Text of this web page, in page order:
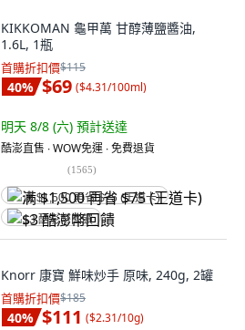
KIKKOMAN 龜甲萬 甘醇薄鹽醬油,
1.6L, 1瓶
首購折扣價$115
40% $69 ($4.31/100ml)
明天 8/8 (六) 預計送達
酷澎直售 ∙ WOW免運 ∙ 免費退貨
(1565)
满 $1,500 再省 $75 (王道卡)
$3 酷澎幣回饋
Knorr 康寶 鮮味炒手 原味, 240g, 2罐
首購折扣價$185
40% $111 ($2.31/10g)